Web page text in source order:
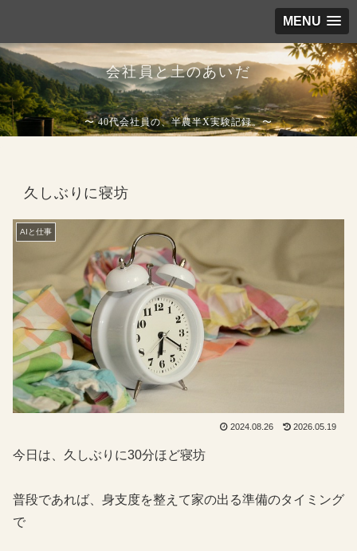
MENU
会社員と土のあいだ
〜 40代会社員の、半農半X実験記録。〜
久しぶりに寝坊
AIと仕事
2024.08.26 2026.05.19
今日は、久しぶりに30分ほど寝坊
普段であれば、身支度を整えて家の出る準備のタイミング
で